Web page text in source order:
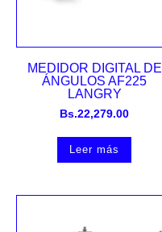
MEDIDOR DIGITAL DE
ÁNGULOS AF225
LANGRY
Bs.22,279.00
Leer más